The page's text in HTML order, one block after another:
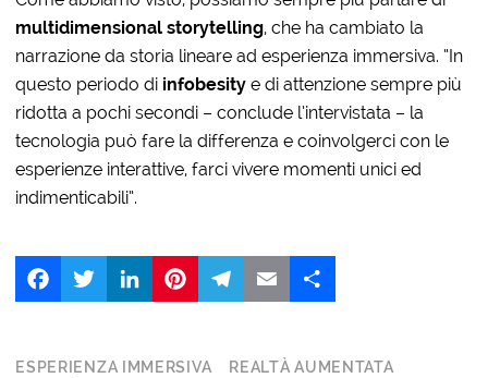
multidimensional storytelling, che ha cambiato la
narrazione da storia lineare ad esperienza immersiva. “In
questo periodo di infobesitye di attenzione sempre più
ridotta a pochi secondi – conclude l’intervistata – la
tecnologia può fare la differenza e coinvolgerci con le
esperienze interattive, farci vivere momenti unici ed
indimenticabili”.
FacebookTwitter LinkedIn
ESPERIENZA IMMERSIVA
REALTÀ AUMENTATA